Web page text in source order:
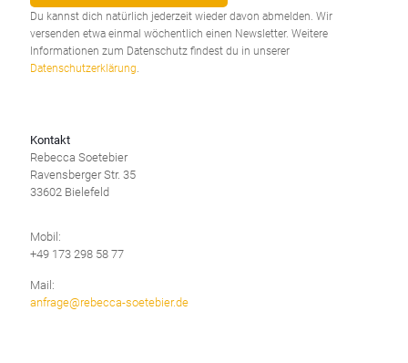
Kontakt
Rebecca Soetebier
Ravensberger Str. 35
33602 Bielefeld
Mobil:
+49 173 298 58 77
Mail:
anfrage@rebecca-soetebier.de
Du kannst dich natürlich jederzeit wieder davon abmelden. Wir
versenden etwa einmal wöchentlich einen Newsletter. Weitere
Informationen zum Datenschutz findest du in unserer
Datenschutzerklärung.